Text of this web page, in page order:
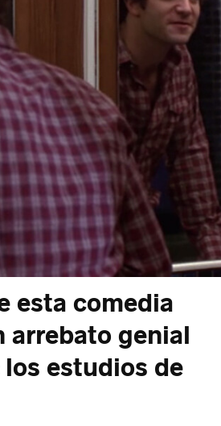
esta comedia
arrebato genial
estudios de